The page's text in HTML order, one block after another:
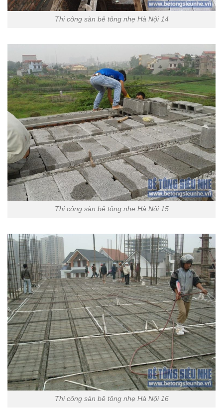
Thi công sàn bê tông nhẹ Hà Nội 14
Thi công sàn bê tông nhẹ Hà Nội 15
Thi công sàn bê tông nhẹ Hà Nội 16